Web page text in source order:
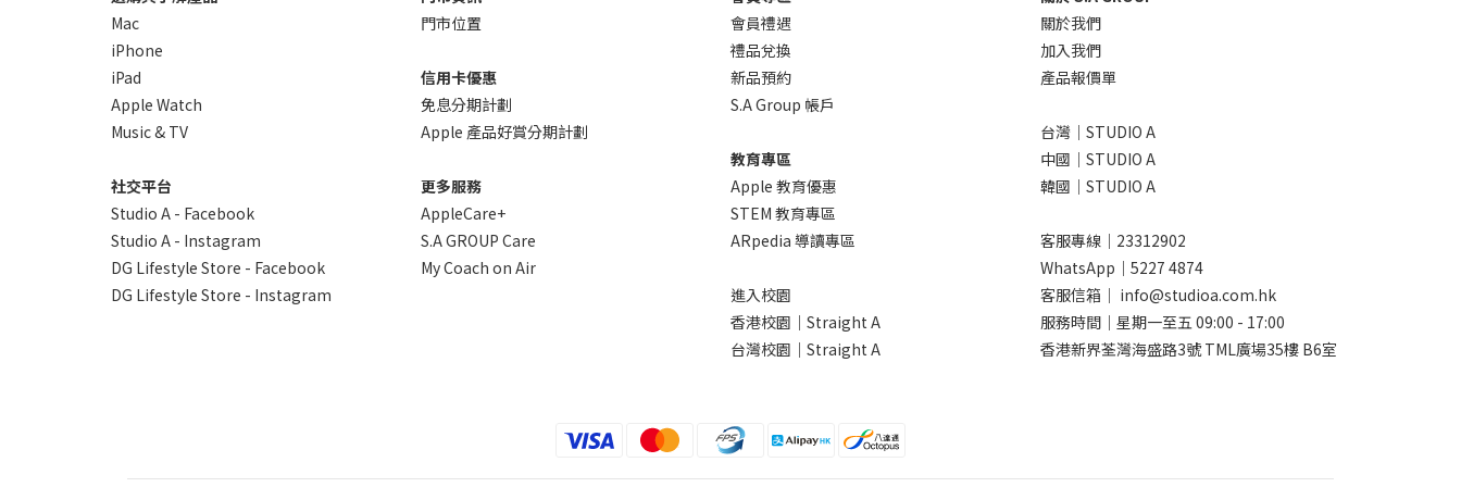
Mac
iPhone
iPad
Apple Watch
Music & TV
社交平台
Studio A - Facebook
Studio A - Instagram
DG Lifestyle Store - Facebook
DG Lifestyle Store - Instagram
門市位置
信用卡優惠
免息分期計劃
Apple 產品好賞分期計劃
更多服務
AppleCare+
S.A GROUP Care
My Coach on Air
會員禮遇
禮品兌換
新品預約
S.A Group 帳戶
教育專區
Apple 教育優惠
STEM 教育專區
ARpedia 導讀專區
進入校園
香港校園｜Straight A
台灣校園｜Straight A
關於我們
加入我們
產品報價單
台灣｜STUDIO A
中國｜STUDIO A
韓國｜STUDIO A
客服專線｜23312902
WhatsApp｜ 5227 4874
客服信箱｜ info@studioa.com.hk
服務時間｜星期一至五 09:00 - 17:00
香港新界荃灣海盛路3號 TML廣場35樓 B6室